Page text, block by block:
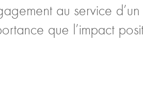
au service
que l’impact